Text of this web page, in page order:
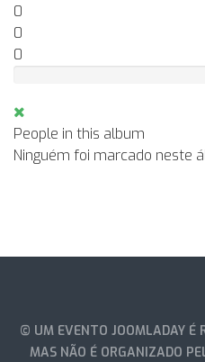
0
0
0
People in this album
Ninguém foi marcado neste
© UM EVENTO JOOMLADAY É
MAS NÃO É ORGANIZADO